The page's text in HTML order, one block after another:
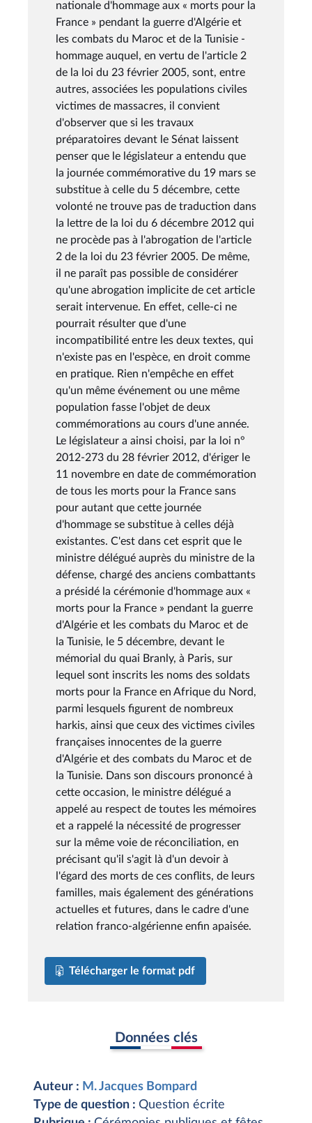
nationale d'hommage aux « morts pour la
France » pendant la guerre d'Algérie et
les combats du Maroc et de la Tunisie -
hommage auquel, en vertu de l'article 2
de la loi du 23 février 2005, sont, entre
autres, associées les populations civiles
victimes de massacres, il convient
d'observer que si les travaux
préparatoires devant le Sénat laissent
penser que le législateur a entendu que
la journée commémorative du 19 mars se
substitue à celle du 5 décembre, cette
volonté ne trouve pas de traduction dans
la lettre de la loi du 6 décembre 2012 qui
ne procède pas à l'abrogation de l'article
2 de la loi du 23 février 2005. De même,
il ne paraît pas possible de considérer
qu'une abrogation implicite de cet article
serait intervenue. En effet, celle-ci ne
pourrait résulter que d'une
incompatibilité entre les deux textes, qui
n'existe pas en l'espèce, en droit comme
en pratique. Rien n'empêche en effet
qu'un même événement ou une même
population fasse l'objet de deux
commémorations au cours d'une année.
Le législateur a ainsi choisi, par la loi n°
2012-273 du 28 février 2012, d'ériger le
11 novembre en date de commémoration
de tous les morts pour la France sans
pour autant que cette journée
d'hommage se substitue à celles déjà
existantes. C'est dans cet esprit que le
ministre délégué auprès du ministre de la
défense, chargé des anciens combattants
a présidé la cérémonie d'hommage aux «
morts pour la France » pendant la guerre
d'Algérie et les combats du Maroc et de
la Tunisie, le 5 décembre, devant le
mémorial du quai Branly, à Paris, sur
lequel sont inscrits les noms des soldats
morts pour la France en Afrique du Nord,
parmi lesquels figurent de nombreux
harkis, ainsi que ceux des victimes civiles
françaises innocentes de la guerre
d'Algérie et des combats du Maroc et de
la Tunisie. Dans son discours prononcé à
cette occasion, le ministre délégué a
appelé au respect de toutes les mémoires
et a rappelé la nécessité de progresser
sur la même voie de réconciliation, en
précisant qu'il s'agit là d'un devoir à
l'égard des morts de ces conflits, de leurs
familles, mais également des générations
actuelles et futures, dans le cadre d'une
relation franco-algérienne enfin apaisée.
Télécharger le format pdf
Données clés
Auteur : M. Jacques Bompard
Type de question : Question écrite